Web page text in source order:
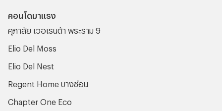
คอนโดมาแรง
ศุภาลัย เวอเรนด้า พระราม 9
Elio Del Moss
Elio Del Nest
Regent Home บางซ่อน
Chapter One Eco